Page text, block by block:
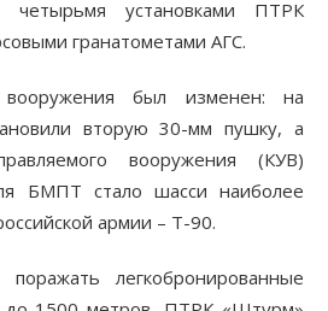
четырьмя установками ПТРК
гранатометами АГС.
вооружения был изменен: на
вторую 30-мм пушку, а
вооружения (КУВ)
БМПТ стало шасси наиболее
армии – Т-90.
легкобронированные